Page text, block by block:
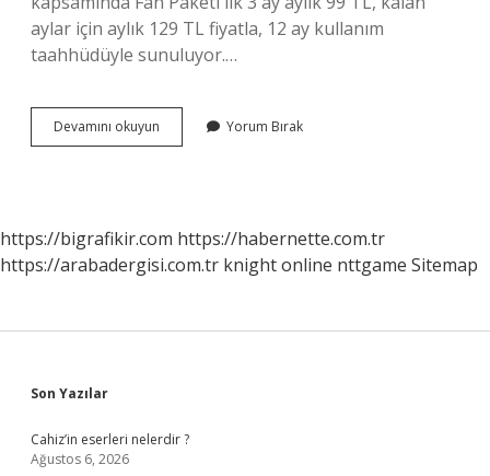
aylar için aylık 129 TL fiyatla, 12 ay kullanım
taahhüdüyle sunuluyor.…
Devamını okuyun
Sport
Yorum Bırak
https://bigrafikir.com https://habernette.com.tr
https://arabadergisi.com.tr knight online nttgame Sitemap
Sidebar
Son Yazılar
Cahiz’in eserleri nelerdir ?
Ağustos 6, 2026